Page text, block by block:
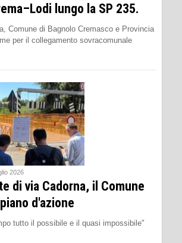
lungo la SP 235.
Comune di Bagnolo Cremasco e Provincia
per il collegamento sovracomunale
2026
di via Cadorna, il Comune
d'azione
tutto il possibile e il quasi impossibile"